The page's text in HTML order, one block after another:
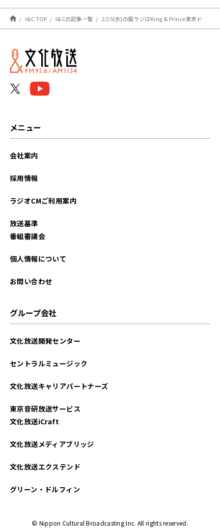
決定
I&C TOP I&Cの記事一覧 2/25(水)の庭ラジはKing & Prince東京ドーム公演の振り返りトークを！
メニュー
会社案内
採用情報
ラジオCMご利用案内
放送基準
番組審議会
個人情報について
お問い合わせ
グループ会社
文化放送開発センター
セントラルミュージック
文化放送キャリアパートナーズ
東京音研放送サービス
文化放送iCraft
文化放送メディアブリッジ
文化放送エクステンド
グリーン・ドルフィン
© Nippon Cultural Broadcasting Inc. All rights reserved.